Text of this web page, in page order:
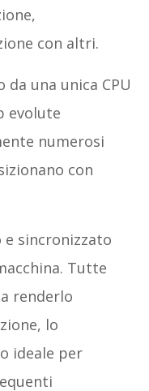
con altri.
una unica CPU
evolute
numerosi
con
e sincronizzato
Tutte
renderlo
lo
ideale per